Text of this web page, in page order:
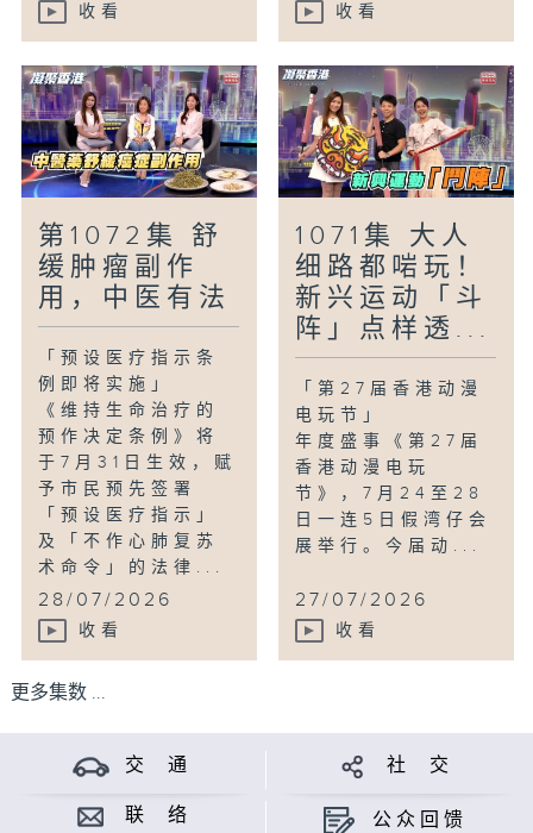
收看 收看
第1072集 舒
缓肿瘤副作
用，中医有法
「预设医疗指示条
例即将实施」
《维持生命治疗的
预作决定条例》将
于7月31日生效，赋
予市民预先签署
「预设医疗指示」
及「不作心肺复苏
术命令」的法律...
28/07/2026
收看
1071集 大人
细路都啱玩！
新兴运动「斗
阵」点样透...
「第27届香港动漫
电玩节」
年度盛事《第27届
香港动漫电玩
节》，7月24至28
日一连5日假湾仔会
展举行。今届动...
27/07/2026
收看
更多集数 ...
交 通 社 交
联 络 公众回馈